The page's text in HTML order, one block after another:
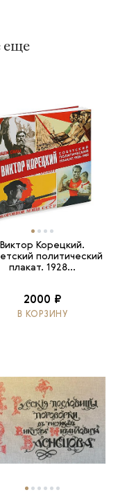
Виктор Корецкий.
политический
плакат. 1928...
2000 ₽
В КОРЗИНУ